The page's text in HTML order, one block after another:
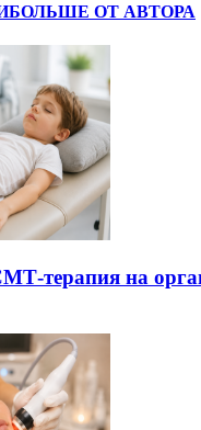
БОЛЬШЕ ОТ АВТОРА
терапия на